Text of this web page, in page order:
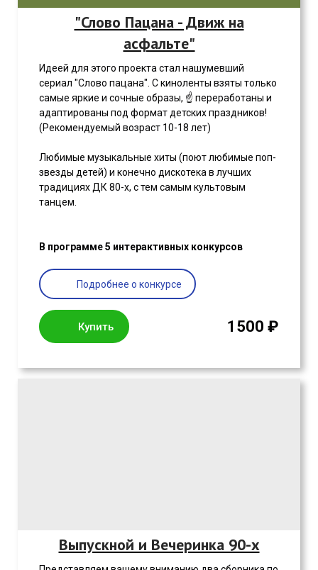
"Слово Пацана - Движ на
асфальте"
Идеей для этого проекта стал нашумевший
сериал "Слово пацана". С киноленты взяты только
самые яркие и сочные образы, ☝ переработаны и
адаптированы под формат детских праздников!
(Рекомендуемый возраст 10-18 лет)
Любимые музыкальные хиты (поют любимые поп-
звезды детей) и конечно дискотека в лучших
традициях ДК 80-х, с тем самым культовым
танцем.
В программе 5 интерактивных конкурсов
Подробнее о конкурсе
Купить 1500 ₽
Выпускной и Вечеринка 90-х